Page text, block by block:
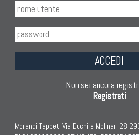
ACCEDI
Non sei ancora
Registrati
Morandi Tappeti Via Duchi e Molinari 28